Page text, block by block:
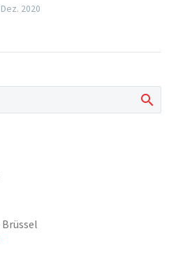
illegalen Waffe,
und verletzt
2020